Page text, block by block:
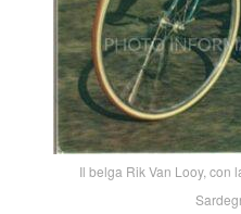
Il belga Rik Van Looy, con